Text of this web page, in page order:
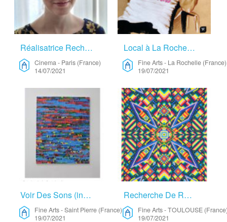
Réalisatrice Recherche Lieu Calme Pour écriture De Scénario – Cinema
Cinema- Paris (France)
14/07/2021
Local à La Rochelle – Fine Arts
Fine Arts- La Rochelle (France)
19/07/2021
Voir Des Sons (in)audibles – Fine Arts
Fine Arts-Saint Pierre (France)
19/07/2021
Recherche De Résidence – Fine Arts
Fine Arts-TOULOUSE
19/07/2021